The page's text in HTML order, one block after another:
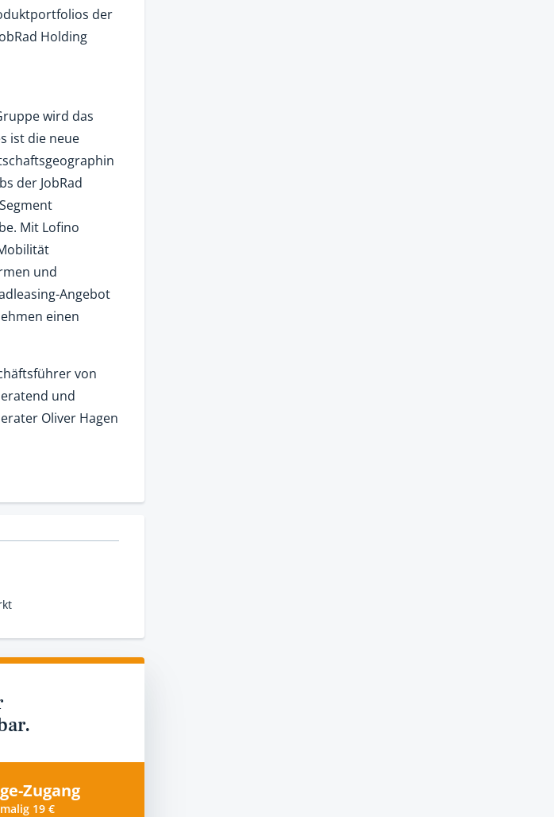
der
Holding
wird das
ist die neue
der JobRad
Mit Lofino
und
Angebot
einen
von
und
Oliver Hagen
Zugang
19 €